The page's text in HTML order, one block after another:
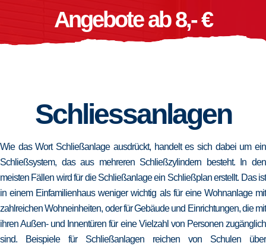
Angebote ab 8,- €
Schliessanlagen
Wie das Wort Schließanlage ausdrückt, handelt es sich dabei um ein
Schließsystem, das aus mehreren Schließzylindern besteht. In den
meisten Fällen wird für die Schließanlage ein Schließplan erstellt. Das ist
in einem Einfamilienhaus weniger wichtig als für eine Wohnanlage mit
zahlreichen Wohneinheiten, oder für Gebäude und Einrichtungen, die mit
ihren Außen- und Innentüren für eine Vielzahl von Personen zugänglich
sind. Beispiele für Schließanlagen reichen von Schulen über